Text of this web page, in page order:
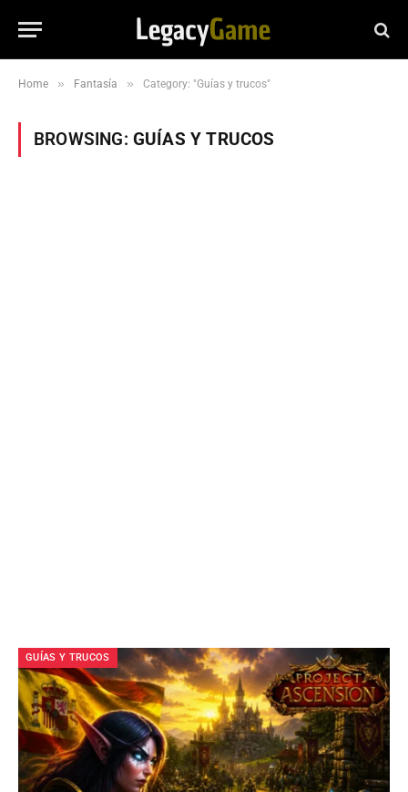
Home » Fantasía » Category: "Guías y trucos"
BROWSING: GUÍAS Y TRUCOS
GUÍAS Y TRUCOS